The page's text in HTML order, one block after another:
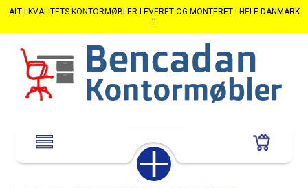
ALT I KVALITETS KONTORMØBLER LEVERET OG MONTERET I HELE DANMARK
!!